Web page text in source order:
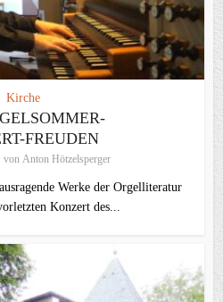
Kirche
FREUDEN
von Anton Hötzelsperger
Werke der Orgelliteratur
Konzert des...